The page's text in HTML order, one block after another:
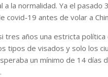
a la normalidad. Ya el
covid-19 antes de volar a
tres años una estricta
tipos de visados y solo los
un mínimo de 14 días